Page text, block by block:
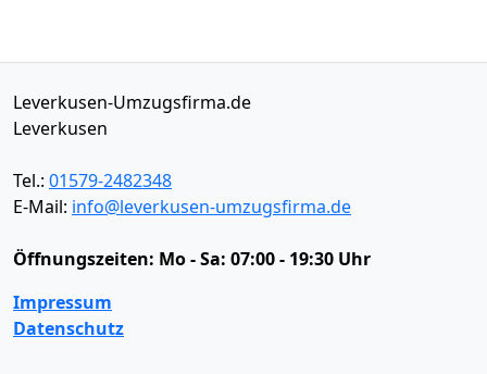
Leverkusen-Umzugsfirma.de
Leverkusen
Tel.: 01579-2482348
E-Mail: info@leverkusen-umzugsfirma.de
Öffnungszeiten: Mo - Sa: 07:00 - 19:30 Uhr
Impressum
Datenschutz